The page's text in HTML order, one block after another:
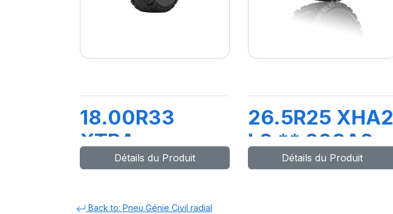
18.00R33
XTRA
PROTECT B E4
Détails du Produit
26.5R25 XHA2
L3 ** 209A2
TL
Détails du Produit
Back to: Pneu Génie Civil radial